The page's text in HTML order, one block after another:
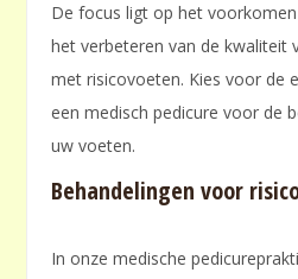
De focus ligt op het
het verbeteren van de kwaliteit
met risicovoeten. Kies voor de
een medisch pedicure voor de
uw voeten.
Behandelingen voor
In onze medische